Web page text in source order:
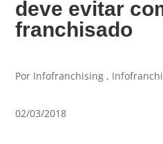
deve evitar
franchisado
Por Infofranchising ,
02/03/2018